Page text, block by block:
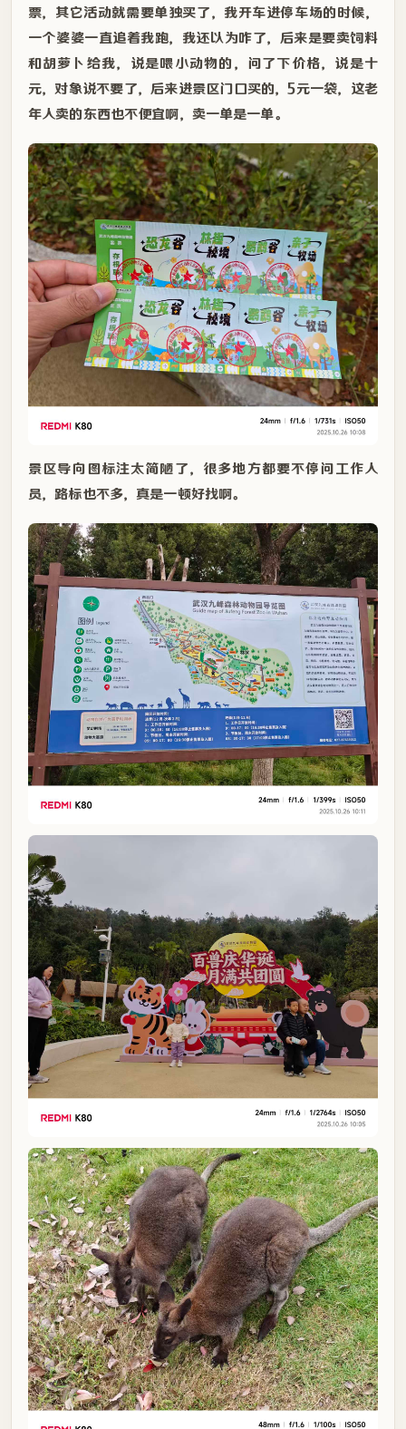
票，其它活动就需要单独买了，我开车进停车场的时候，
一个婆婆一直追着我跑，我还以为咋了，后来是要卖饲料
和胡萝卜给我，说是喂小动物的，问了下价格，说是十
元，对象说不要了，后来进景区门口买的，5元一袋，这老
年人卖的东西也不便宜啊，卖一单是一单。
景区导向图标注太简陋了，很多地方都要不停问工作人
员，路标也不多，真是一顿好找啊。